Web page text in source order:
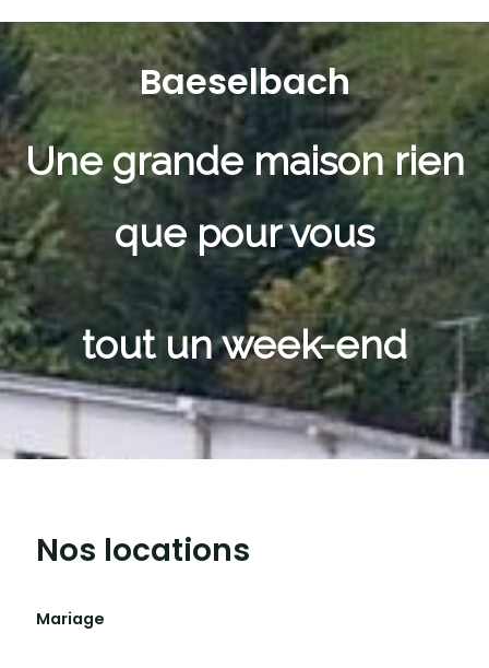
Baeselbach
Une grande maison rien
que pour vous
tout un week-end
Nos locations
Mariage